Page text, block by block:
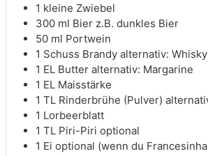
1 kleine Zwiebel
300 ml Bier z.B. dunkles Bier
50 ml Portwein
1 Schuss Brandy alternativ: Whisky
1 EL Butter alternativ: Margarine
1 EL Maisstärke
1 TL Rinderbrühe (Pulver)
1 Lorbeerblatt
1 TL Piri-Piri optional
1 Ei optional (wenn du